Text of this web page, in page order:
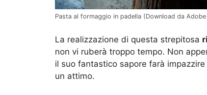
Pasta al formaggio in padella (Download da
La realizzazione di questa strepitosa
non vi ruberà troppo tempo. Non
il suo fantastico sapore farà
un attimo.